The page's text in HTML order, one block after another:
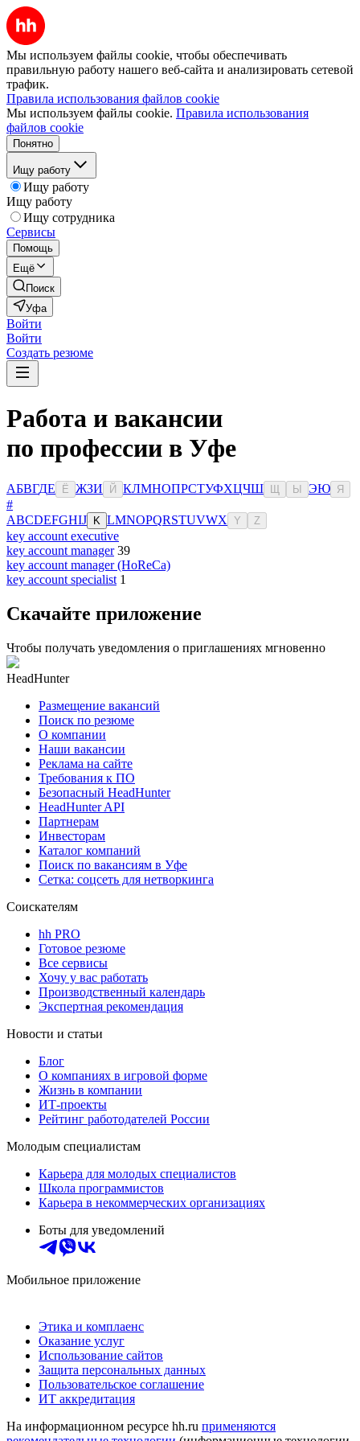
Мы используем файлы cookie, чтобы обеспечивать
правильную работу нашего веб-сайта и анализировать сетевой
трафик.
Правила использования файлов cookie
Мы используем файлы cookie. Правила использования
файлов cookie
Понятно
Ищу работу
Ищу работу
Ищу работу
Ищу сотрудника
Сервисы
Помощь
Ещё
Поиск
Уфа
Войти
Войти
Создать резюме
Работа и вакансии
по профессии в Уфе
АБВГДЕ Ё ЖЗИ Й КЛМНОПРСТУФХЦЧШ Ы ЭЮ Я
#
ABCDEFGHIJ K LMNOPQRSTUVWX Y Z
key account executive
key account manager 39
key account manager (HoReCa)
key account specialist 1
Скачайте приложение
Чтобы получать уведомления о приглашениях мгновенно
HeadHunter
Размещение вакансий
Поиск по резюме
О компании
Наши вакансии
Реклама на сайте
Требования к ПО
Безопасный HeadHunter
HeadHunter API
Партнерам
Инвесторам
Каталог компаний
Поиск по вакансиям в Уфе
Сетка: соцсеть для нетворкинга
Соискателям
hh PRO
Готовое резюме
Все сервисы
Хочу у вас работать
Производственный календарь
Экспертная рекомендация
Новости и статьи
Блог
О компаниях в игровой форме
Жизнь в компании
ИТ-проекты
Рейтинг работодателей России
Молодым специалистам
Карьера для молодых специалистов
Школа программистов
Карьера в некоммерческих организациях
Боты для уведомлений
Мобильное приложение
Этика и комплаенс
Оказание услуг
Использование сайтов
Защита персональных данных
Пользовательское соглашение
ИТ аккредитация
На информационном ресурсе hh.ru применяются